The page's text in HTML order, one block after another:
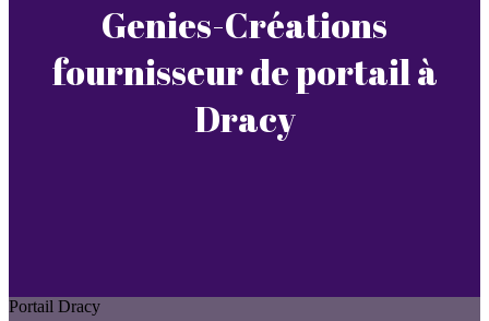
Genies-Créations
fournisseur de portail à
Dracy
Portail Dracy